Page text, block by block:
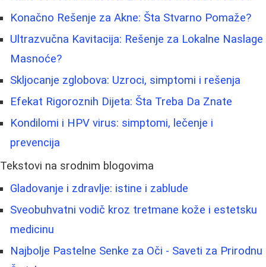
Konačno Rešenje za Akne: Šta Stvarno Pomaže?
Ultrazvučna Kavitacija: Rešenje za Lokalne Naslage
Masnoće?
Skljocanje zglobova: Uzroci, simptomi i rešenja
Efekat Rigoroznih Dijeta: Šta Treba Da Znate
Kondilomi i HPV virus: simptomi, lečenje i
prevencija
Tekstovi na srodnim blogovima
Gladovanje i zdravlje: istine i zablude
Sveobuhvatni vodič kroz tretmane kože i estetsku
medicinu
Najbolje Pastelne Senke za Oči - Saveti za Prirodnu